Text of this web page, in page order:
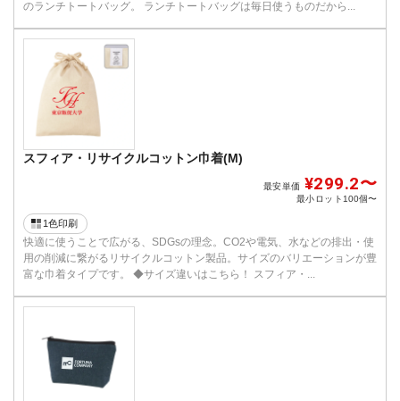
のランチトートバッグ。 ランチトートバッグは毎日使うものだから...
スフィア・リサイクルコットン巾着(M)
最安単価 ¥299.2〜
最小ロット100個〜
1色印刷
快適に使うことで広がる、SDGsの理念。CO2や電気、水などの排出・使
用の削減に繋がるリサイクルコットン製品。サイズのバリエーションが豊
富な巾着タイプです。 ◆サイズ違いはこちら！ スフィア・...